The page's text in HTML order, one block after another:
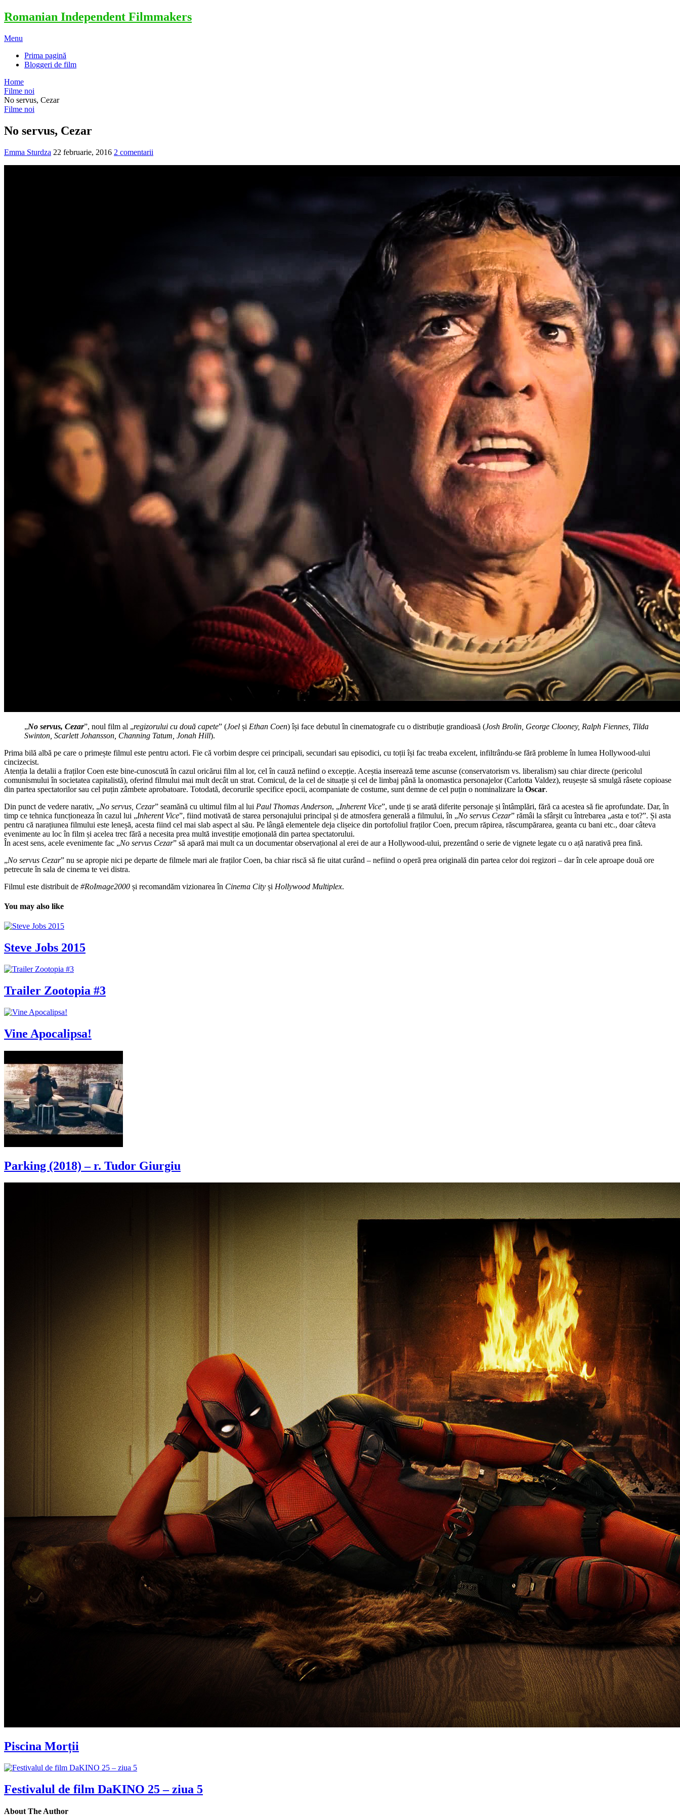
Romanian Independent Filmmakers
Menu
Prima pagină
Bloggeri de film
Home
Filme noi
No servus, Cezar
Filme noi
No servus, Cezar
Emma Sturdza 22 februarie, 2016 2 comentarii
„No servus, Cezar”, noul film al „regizorului cu două capete” (Joel și Ethan Coen) își face debutul în cinematografe cu o distribuție grandioasă (Josh Brolin, George Clooney, Ralph Fiennes, Tilda
Swinton, Scarlett Johansson, Channing Tatum, Jonah Hill).
Prima bilă albă pe care o primește filmul este pentru actori. Fie că vorbim despre cei principali, secundari sau episodici, cu toții își fac treaba excelent, infiltrându-se fără probleme în lumea Hollywood-ului
cincizecist.
Atenția la detalii a fraților Coen este bine-cunoscută în cazul oricărui film al lor, cel în cauză nefiind o excepție. Aceștia inserează teme ascunse (conservatorism vs. liberalism) sau chiar directe (pericolul
comunismului în societatea capitalistă), oferind filmului mai mult decât un strat. Comicul, de la cel de situație și cel de limbaj până la onomastica personajelor (Carlotta Valdez), reușește să smulgă râsete copioase
din partea spectatorilor sau cel puțin zâmbete aprobatoare. Totodată, decorurile specifice epocii, acompaniate de costume, sunt demne de cel puțin o nominalizare la Oscar.
Din punct de vedere narativ, „No servus, Cezar” seamănă cu ultimul film al lui Paul Thomas Anderson, „Inherent Vice”, unde ți se arată diferite personaje și întâmplări, fără ca acestea să fie aprofundate. Dar, în
timp ce tehnica funcționeaza în cazul lui „Inherent Vice”, fiind motivată de starea personajului principal și de atmosfera generală a filmului, în „No servus Cezar” rămâi la sfârșit cu întrebarea „asta e tot?”. Și asta
pentru că narațiunea filmului este leneșă, acesta fiind cel mai slab aspect al său. Pe lângă elementele deja clișeice din portofoliul fraților Coen, precum răpirea, răscumpărarea, geanta cu bani etc., doar câteva
evenimente au loc în film și acelea trec fără a necesita prea multă investiție emoțională din partea spectatorului.
În acest sens, acele evenimente fac „No servus Cezar” să apară mai mult ca un documentar observațional al erei de aur a Hollywood-ului, prezentând o serie de vignete legate cu o ață narativă prea fină.
„No servus Cezar” nu se apropie nici pe departe de filmele mari ale fraților Coen, ba chiar riscă să fie uitat curând – nefiind o operă prea originală din partea celor doi regizori – dar în cele aproape două ore
petrecute în sala de cinema te vei distra.
Filmul este distribuit de #RoImage2000 și recomandăm vizionarea în Cinema City și Hollywood Multiplex.
You may also like
Steve Jobs 2015
Trailer Zootopia #3
Vine Apocalipsa!
Parking (2018) – r. Tudor Giurgiu
Piscina Morții
Festivalul de film DaKINO 25 – ziua 5
About The Author